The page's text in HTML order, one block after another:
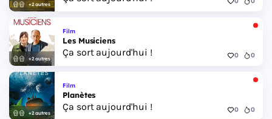
+2 autres
+2 autres
Film
Les Musiciens
Ça sort aujourd'hui ! 0 0
+2 autres
Film
Planètes
Ça sort aujourd'hui ! 0 0